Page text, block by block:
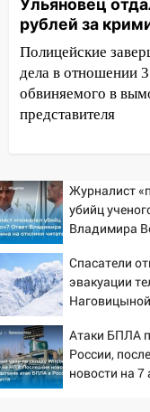
11:12
врезался в
10:27 Где
днем 6
10:16
51-летний
09:50
В
застрял в
09:44
юному
08:21
В
велосипеда
Ульяновец
рублей за
Полицейские
дела в отношении
обвиняемого в
представителя
Журналист
убийц
Владимира
Спасатели
эвакуации
Атаки БПЛА
России,
новости на 7